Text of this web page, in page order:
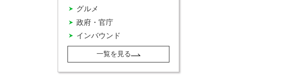
インバウンド
グルメ
政府・官庁
一覧を見る